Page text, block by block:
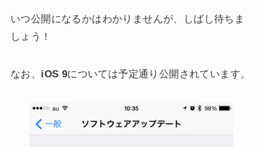
いつ公開になるかはわかりませんが、しばし待ちま
しょう！
なお、 iOS 9については予定通り公開されています。